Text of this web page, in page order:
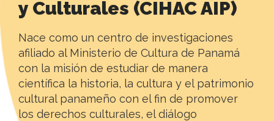
y Culturales (CIHAC AIP)
Nace como un centro de investigaciones
afiliado al Ministerio de Cultura de Panamá
con la misión de estudiar de manera
científica la historia, la cultura y el patrimonio
cultural panameño con el fin de promover
los derechos culturales, el diálogo